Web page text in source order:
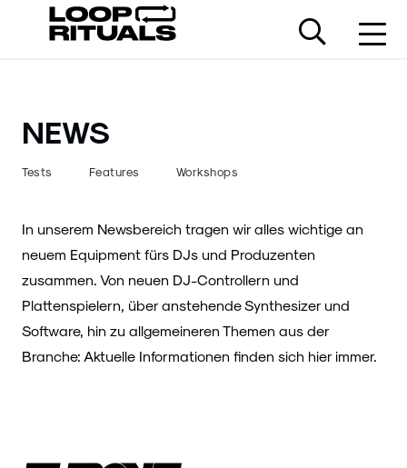
NEWS
Tests Features Workshops
In unserem Newsbereich tragen wir alles wichtige an
neuem Equipment fürs DJs und Produzenten
zusammen. Von neuen DJ-Controllern und
Plattenspielern, über anstehende Synthesizer und
Software, hin zu allgemeineren Themen aus der
Branche: Aktuelle Informationen finden sich hier immer.